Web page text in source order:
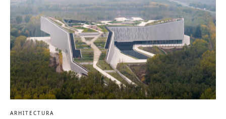
ARHITECTURA